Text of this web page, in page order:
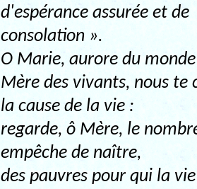
d'espérance assurée et de
consolation ».
O Marie, aurore du
Mère des vivants, nous te
la cause de la vie :
regarde, ô Mère, le
empêche de naître,
des pauvres pour qui la